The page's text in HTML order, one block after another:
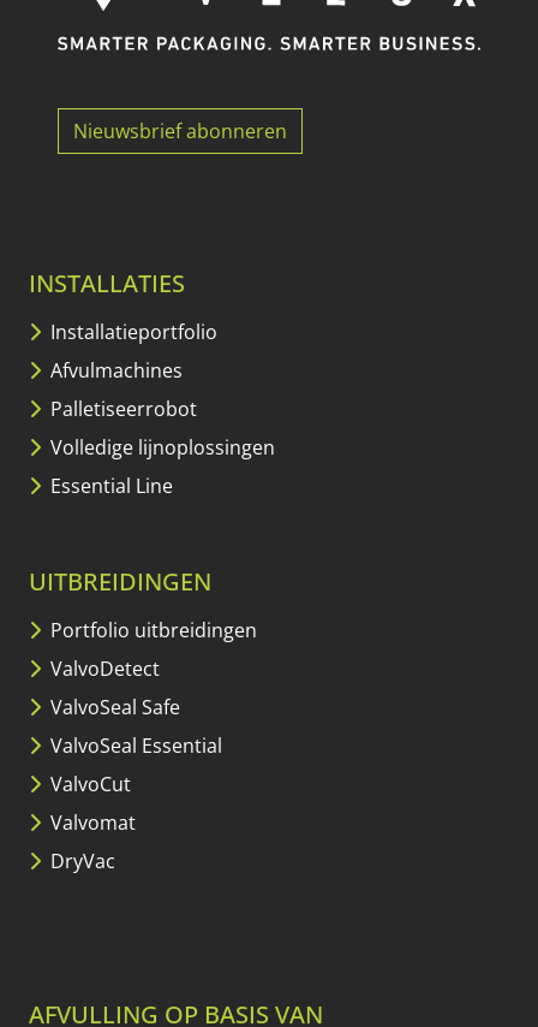
Nieuwsbrief abonneren
INSTALLATIES
Installatieportfolio
Afvulmachines
Palletiseerrobot
Volledige lijnoplossingen
Essential Line
UITBREIDINGEN
Portfolio uitbreidingen
ValvoDetect
ValvoSeal Safe
ValvoSeal Essential
ValvoCut
Valvomat
DryVac
AFVULLING OP BASIS VAN